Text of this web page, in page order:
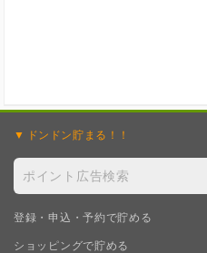
ドンドン貯まる！！
登録・申込・予約で貯める
ショッピングで貯める